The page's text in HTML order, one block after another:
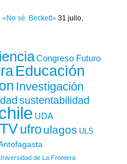
sé. Beckett» 31 julio,
Congreso Futuro
Educación
Investigación
sustentabilidad
UDA
ufroulagos ULS
de La Frontera